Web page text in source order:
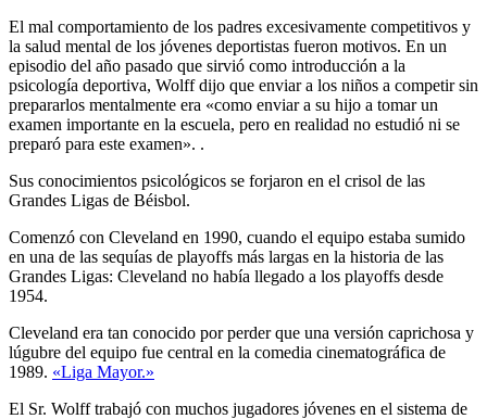
El mal comportamiento de los padres excesivamente competitivos y
la salud mental de los jóvenes deportistas fueron motivos. En un
episodio del año pasado que sirvió como introducción a la
psicología deportiva, Wolff dijo que enviar a los niños a competir sin
prepararlos mentalmente era «como enviar a su hijo a tomar un
examen importante en la escuela, pero en realidad no estudió ni se
preparó para este examen». .
Sus conocimientos psicológicos se forjaron en el crisol de las
Grandes Ligas de Béisbol.
Comenzó con Cleveland en 1990, cuando el equipo estaba sumido
en una de las sequías de playoffs más largas en la historia de las
Grandes Ligas: Cleveland no había llegado a los playoffs desde
1954.
Cleveland era tan conocido por perder que una versión caprichosa y
lúgubre del equipo fue central en la comedia cinematográfica de
1989. «Liga Mayor.»
El Sr. Wolff trabajó con muchos jugadores jóvenes en el sistema de